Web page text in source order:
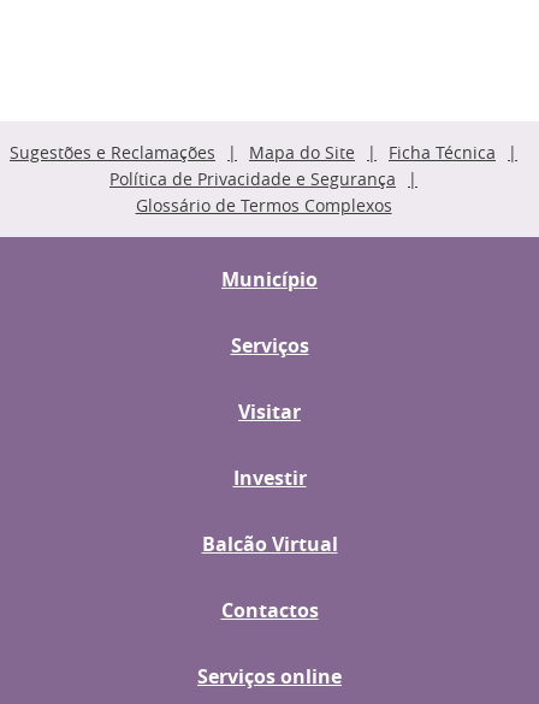
Sugestões e Reclamações Mapa do Site
Ficha Técnica
Política de Privacidade e Segurança
Glossário de Termos Complexos
Município
Serviços
Visitar
Investir
Balcão Virtual
Contactos
Serviços online